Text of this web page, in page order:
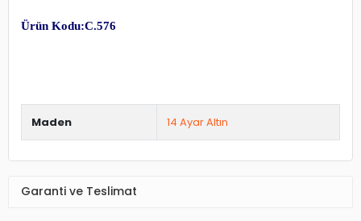
Ürün Kodu:C.576
Maden 14 Ayar Altın
Garanti ve Teslimat